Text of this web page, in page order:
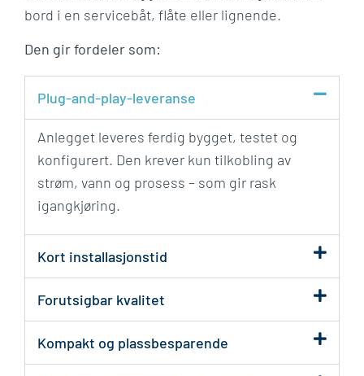
bord i en servicebåt, flåte eller lignende.
Den gir fordeler som:
Plug-and-play-leveranse
Anlegget leveres ferdig bygget, testet og
konfigurert. Den krever kun tilkobling av
strøm, vann og prosess – som gir rask
igangkjøring.
Kort installasjonstid
Forutsigbar kvalitet
Kompakt og plassbesparende